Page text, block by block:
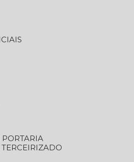
PORTARIA
TERCEIRIZADO